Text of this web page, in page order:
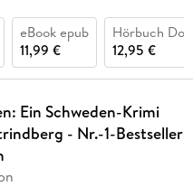
eBook epub
11,99 €
Hörbuch
12,95 €
Ein Schweden-Krimi
- Nr.-1-Bestseller